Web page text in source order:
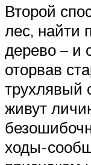
Второй
лес, найти
дерево – и
оторвав
трухлявый
живут
ходы-